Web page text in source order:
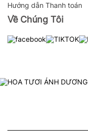
Hướng dẫn Thanh toán
Về Chúng Tôi